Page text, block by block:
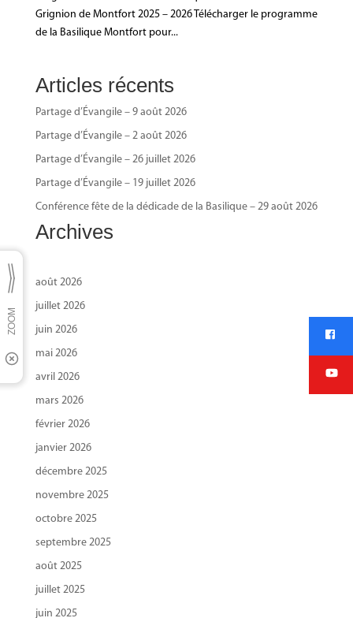
Grignion de Montfort 2025 – 2026 Télécharger le programme
de la Basilique Montfort pour...
Articles récents
Partage d’Évangile – 9 août 2026
Partage d’Évangile – 2 août 2026
Partage d’Évangile – 26 juillet 2026
Partage d’Évangile – 19 juillet 2026
Conférence fête de la dédicade de la Basilique – 29 août 2026
Archives
août 2026
juillet 2026
juin 2026
mai 2026
avril 2026
mars 2026
février 2026
janvier 2026
décembre 2025
novembre 2025
octobre 2025
septembre 2025
août 2025
juillet 2025
juin 2025